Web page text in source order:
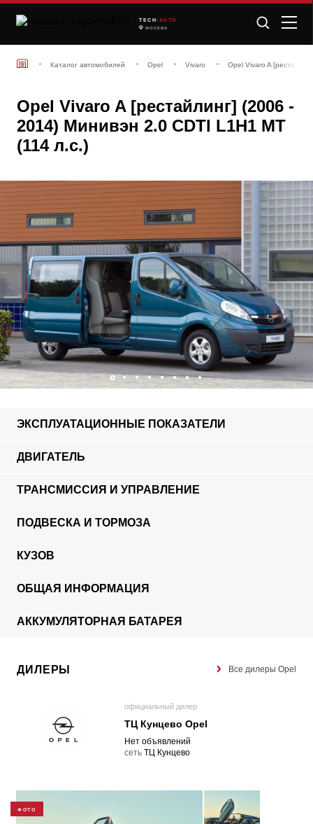
TECH /AUTO
МОСКВА
Каталог автомобилей Opel Vivaro Opel Vivaro A
Opel Vivaro A [рестайлинг] (2006 -
2014) Минивэн 2.0 CDTI L1H1 MT
(114 л.с.)
ЭКСПЛУАТАЦИОННЫЕ ПОКАЗАТЕЛИ
ДВИГАТЕЛЬ
ТРАНСМИССИЯ И УПРАВЛЕНИЕ
ПОДВЕСКА И ТОРМОЗА
КУЗОВ
ОБЩАЯ ИНФОРМАЦИЯ
АККУМУЛЯТОРНАЯ БАТАРЕЯ
ДИЛЕРЫ Все дилеры Opel
официальный дилер
ТЦ Кунцево Opel
Нет объявлений
cеть ТЦ Кунцево
ФОТО